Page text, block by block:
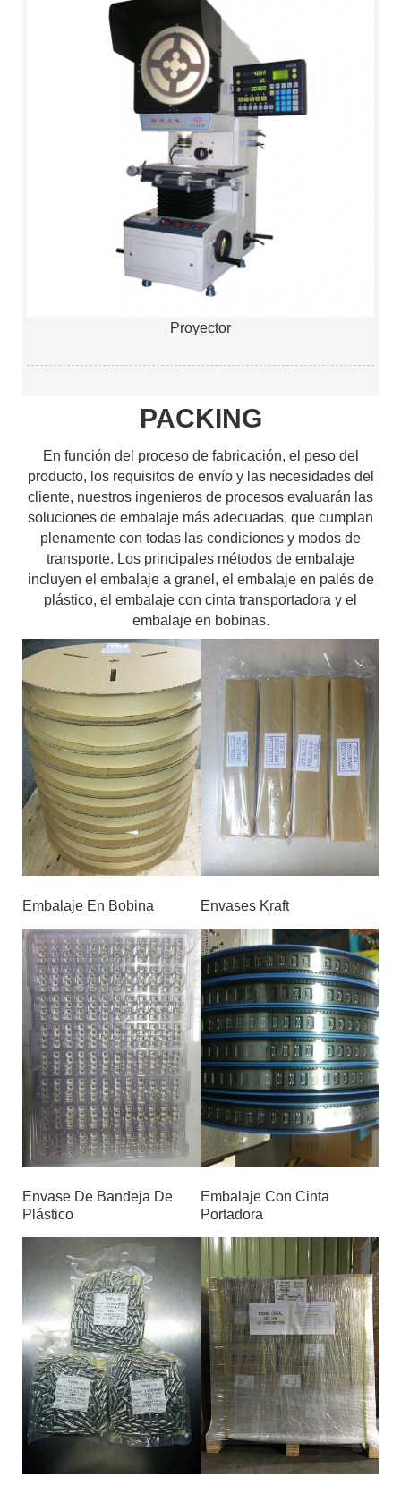
Proyector
PACKING
En función del proceso de fabricación, el peso del
producto, los requisitos de envío y las necesidades del
cliente, nuestros ingenieros de procesos evaluarán las
soluciones de embalaje más adecuadas, que cumplan
plenamente con todas las condiciones y modos de
transporte. Los principales métodos de embalaje
incluyen el embalaje a granel, el embalaje en palés de
plástico, el embalaje con cinta transportadora y el
embalaje en bobinas.
Embalaje En Bobina Envases Kraft
Envase De Bandeja De
Plástico
Embalaje Con Cinta
Portadora